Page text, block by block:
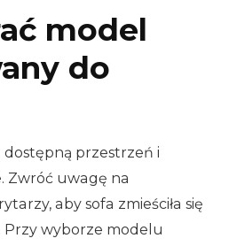
model
do
przestrzeń i
Zwróć uwagę na
aby sofa zmieściła się
wyborze modelu